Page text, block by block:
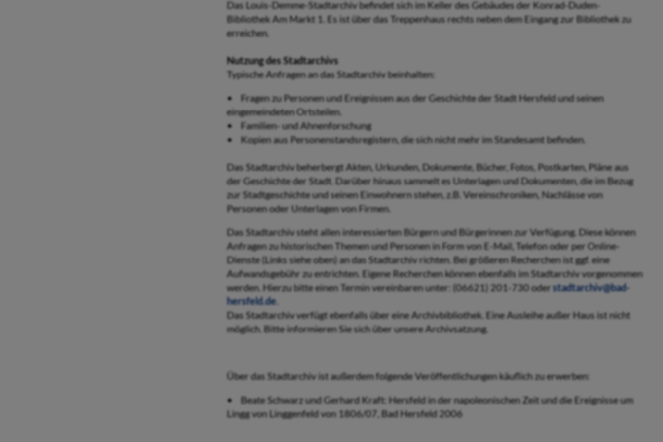
Das Louis-Demme-Stadtarchiv befindet sich im Keller des Gebäudes der Konrad-Duden-
Bibliothek Am Markt 1. Es ist über das Treppenhaus rechts neben dem Eingang zur Bibliothek zu
erreichen.
Nutzung des Stadtarchivs
Typische Anfragen an das Stadtarchiv beinhalten:
• Fragen zu Personen und Ereignissen aus der Geschichte der Stadt Hersfeld und seinen
eingemeindeten Ortsteilen.
• Familien- und Ahnenforschung
• Kopien aus Personenstandsregistern, die sich nicht mehr im Standesamt befinden.
Das Stadtarchiv beherbergt Akten, Urkunden, Dokumente, Bücher, Fotos, Postkarten, Pläne aus
der Geschichte der Stadt. Darüber hinaus sammelt es Unterlagen und Dokumenten, die im Bezug
zur Stadtgeschichte und seinen Einwohnern stehen, z.B. Vereinschroniken, Nachlässe von
Personen oder Unterlagen von Firmen.
Das Stadtarchiv steht allen interessierten Bürgern und Bürgerinnen zur Verfügung. Diese können
Anfragen zu historischen Themen und Personen in Form von E-Mail, Telefon oder per Online-
Dienste (Links siehe oben) an das Stadtarchiv richten. Bei größeren Recherchen ist ggf. eine
Aufwandsgebühr zu entrichten. Eigene Recherchen können ebenfalls im Stadtarchiv vorgenommen
werden. Hierzu bitte einen Termin vereinbaren unter: (06621) 201-730 oder stadtarchiv@bad-
hersfeld.de
Das Stadtarchiv verfügt ebenfalls über eine Archivbibliothek. Eine Ausleihe außer Haus ist nicht
möglich. Bitte informieren Sie sich über unsere Archivsatzung.
Über das Stadtarchiv ist außerdem folgende Veröffentlichungen käuflich zu erwerben:
• Beate Schwarz und Gerhard Kraft: Hersfeld in der napoleonischen Zeit und die Ereignisse um
Lingg von Linggenfeld von 1806/07, Bad Hersfeld 2006